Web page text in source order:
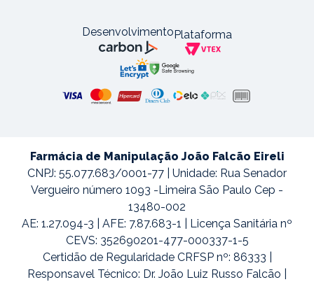
DesenvolvimentoPlataforma
Farmácia de Manipulação João Falcão Eireli
CNPJ: 55.077.683/0001-77 | Unidade: Rua Senador
Vergueiro número 1093 -Limeira São Paulo Cep -
13480-002
AE: 1.27.094-3 | AFE: 7.87.683-1 | Licença Sanitária nº
CEVS: 352690201-477-000337-1-5
Certidão de Regularidade CRFSP nº: 86333 |
Responsavel Técnico: Dr. João Luiz Russo Falcão |